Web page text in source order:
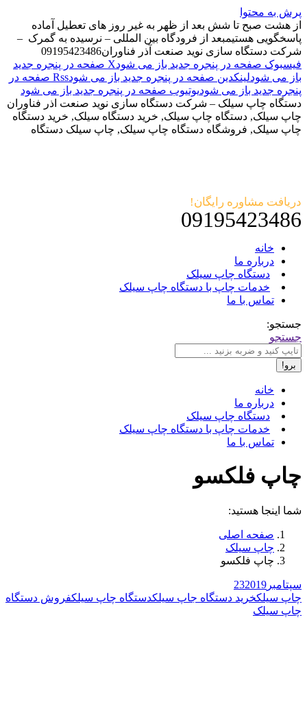
پرش به محتوا
از هشت صبح تا شش بعد از ظهر به غیر روز های تعطیل آماده
پاسخگویی هستیمبعد از فرودگاه بین المللی – نرسیده به گمرک –
شرکت دستگاه سازی نوید صنعت آذر فناوران09195423486
فیسبوک صفحه در پنجره جدید باز می شود
X صفحه در پنجره جدید
باز می شودلینکدین صفحه در پنجره جدید باز می شود
Rss صفحه در
پنجره جدید باز می شودیوتیوب صفحه در پنجره جدید باز می شود
دستگاه چاپ سیلک – شرکت دستگاه سازی نوید صنعت اذر فناوران
چاپ سیلک, دستگاه چاپ سیلک, خرید دستگاه سیلک, خرید دستگاه
چاپ سیلک, فروشگاه دستگاه چاپ سیلک, چاپ سیلک دستگاه
دریافت مشاوره رایگان!
09195423486
خانه
درباره ما
دستگاه چاپ سیلک
خدمات چاپ با دستگاه چاپ سیلک
تماس با ما
جستجو:
جستجو
خانه
درباره ما
دستگاه چاپ سیلک
خدمات چاپ با دستگاه چاپ سیلک
تماس با ما
چاپ فلکسو
شما اینجا هستید:
صفحه اصلی
چاپ سیلک
چاپ فلکسو
سپتامبر 232019
چاپ سیلکخرید دستگاه جاپ سیلکدستگاه چاپ سیلکفروش دستگاه
چاپ سیلک